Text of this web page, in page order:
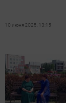
10 июня 2025, 13:15